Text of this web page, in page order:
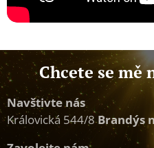
Chcete se mě
Navštivte nás
Královická 544/8Brandýs